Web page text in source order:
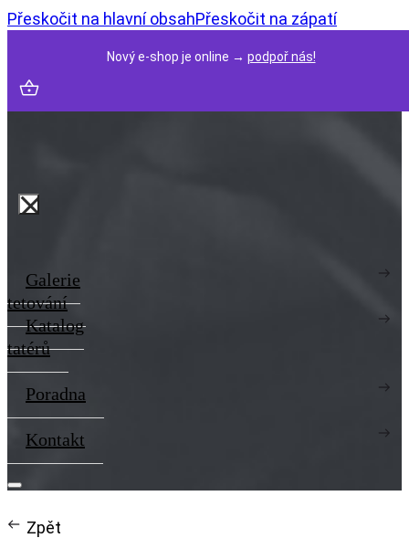
Přeskočit na hlavní obsahPřeskočit na zápatí
Nový e-shop je online → podpoř nás!
Galerie
tetování
Katalog
tatérů
Poradna
Kontakt
Zpět